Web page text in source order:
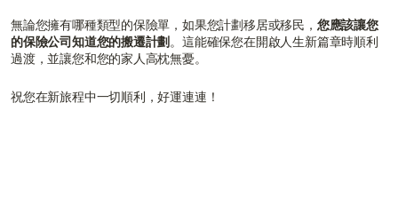
無論您擁有哪種類型的保險單，如果您計劃移居或移民， 您應該讓您
的保險公司知道您的搬遷計劃。這能確保您在開啟人生新篇章時順利
過渡，並讓您和您的家人高枕無憂。
祝您在新旅程中一切順利，好運連連！